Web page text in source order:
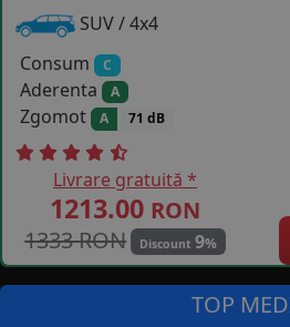
SUV / 4x4
Consum
C
Aderenta A
Zgomot A 71 dB
Livrare gratuită *
1213.00 RON
1333 RON
Discount 9%
TOP